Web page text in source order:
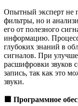
Опытный эксперт не
фильтры, но и
его от полезного
информацию.
глубоких знаний в
сигналов. При
расшифровки звуков
запись, так как это
звуки.
Программное